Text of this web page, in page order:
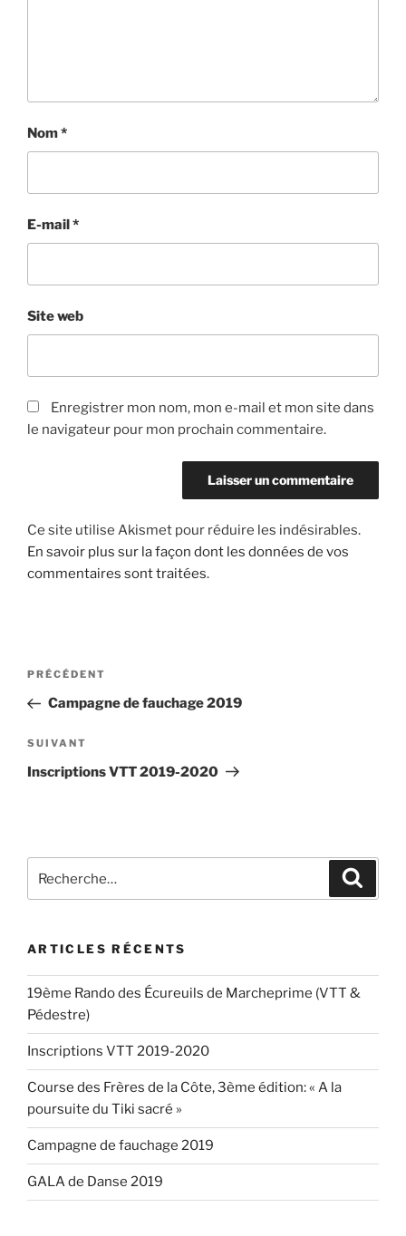
Nom*
E-mail*
Site web
Enregistrer mon nom, mon e-mail et mon site dans
le navigateur pour mon prochain commentaire.
Ce site utilise Akismet pour réduire les indésirables.
En savoir plus sur la façon dont les données de vos
commentaires sont traitées.
Navigation
l’article
Article
précédent
PRÉCÉDENT
Campagne de fauchage 2019
Article
suivant
SUIVANT
Inscriptions VTT 2019-2020
pour
ARTICLES RÉCENTS
19ème Rando des Écureuils de Marcheprime (VTT &
Pédestre)
Inscriptions VTT 2019-2020
Course des Frères de la Côte, 3ème édition: « A la
poursuite du Tiki sacré »
Campagne de fauchage 2019
GALA de Danse 2019